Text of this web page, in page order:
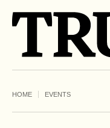
HOME EVENTS